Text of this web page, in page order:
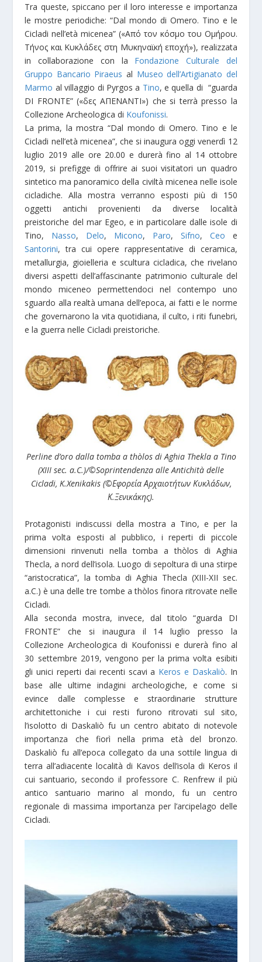
Tra queste, spiccano per il loro interesse e importanza
le mostre periodiche: “Dal mondo di Omero. Tino e le
Cicladi nell’età micenea” («Από τον κόσμο του Ομήρου.
Τήνος και Κυκλάδες στη Μυκηναϊκή εποχή»), realizzata
in collaborazione con la Fondazione Culturale del
Gruppo Bancario Piraeus al Museo dell’Artigianato del
Marmo al villaggio di Pyrgos a Tino, e quella di “guarda
DI FRONTE” («δες ΑΠΕΝΑΝΤΙ») che si terrà presso la
Collezione Archeologica di Koufonissi.
La prima, la mostra “Dal mondo di Omero. Tino e le
Cicladi nell’età micenea”, che si inaugura oggi venerdì 12
luglio 2019 alle ore 20.00 e durerà fino al 14 ottobre
2019, si prefigge di offrire ai suoi visitatori un quadro
sintetico ma panoramico della civiltà micenea nelle isole
cicladiche. Alla mostra verranno esposti più di 150
oggetti antichi provenienti da diverse località
preistoriche del mar Egeo, e in particolare dalle isole di
Tino, Nasso, Delo, Micono, Paro, Sifno, Ceo e
Santorini, tra cui opere rappresentative di ceramica,
metallurgia, gioielleria e scultura cicladica, che rivelano
diversi aspetti dell’affascinante patrimonio culturale del
mondo miceneo permettendoci nel contempo uno
sguardo alla realtà umana dell’epoca, ai fatti e le norme
che governarono la vita quotidiana, il culto, i riti funebri,
e la guerra nelle Cicladi preistoriche.
Perline d’oro dalla tomba a thòlos di Aghia Thekla a Tino
(XIII sec. a.C.)/©Soprintendenza alle Antichità delle
Cicladi, K.Xenikakis (©Εφορεία Αρχαιοτήτων Κυκλάδων,
Κ.Ξενικάκης).
Protagonisti indiscussi della mostra a Tino, e per la
prima volta esposti al pubblico, i reperti di piccole
dimensioni rinvenuti nella tomba a thòlos di Aghia
Thecla, a nord dell’isola. Luogo di sepoltura di una stirpe
“aristocratica”, la tomba di Aghia Thecla (XIII-ΧΙΙ sec.
a.C.) è una delle tre tombe a thòlos finora ritrovate nelle
Cicladi.
Alla seconda mostra, invece, dal titolo “guarda DI
FRONTE” che si inaugura il 14 luglio presso la
Collezione Archeologica di Koufonissi e durerà fino al
30 settembre 2019, vengono per la prima volta esibiti
gli unici reperti dai recenti scavi a Keros e Daskaliò. In
base alle ultime indagini archeologiche, e come si
evince dalle complesse e straordinarie strutture
architettoniche i cui resti furono ritrovati sul sito,
l’isolotto di Daskaliò fu un centro abitato di notevole
importanza che fiorì nella prima età del bronzo.
Daskaliò fu all’epoca collegato da una sottile lingua di
terra all’adiacente località di Kavos dell’isola di Keros il
cui santuario, secondo il professore C. Renfrew il più
antico santuario marino al mondo, fu un centro
regionale di massima importanza per l’arcipelago delle
Cicladi.